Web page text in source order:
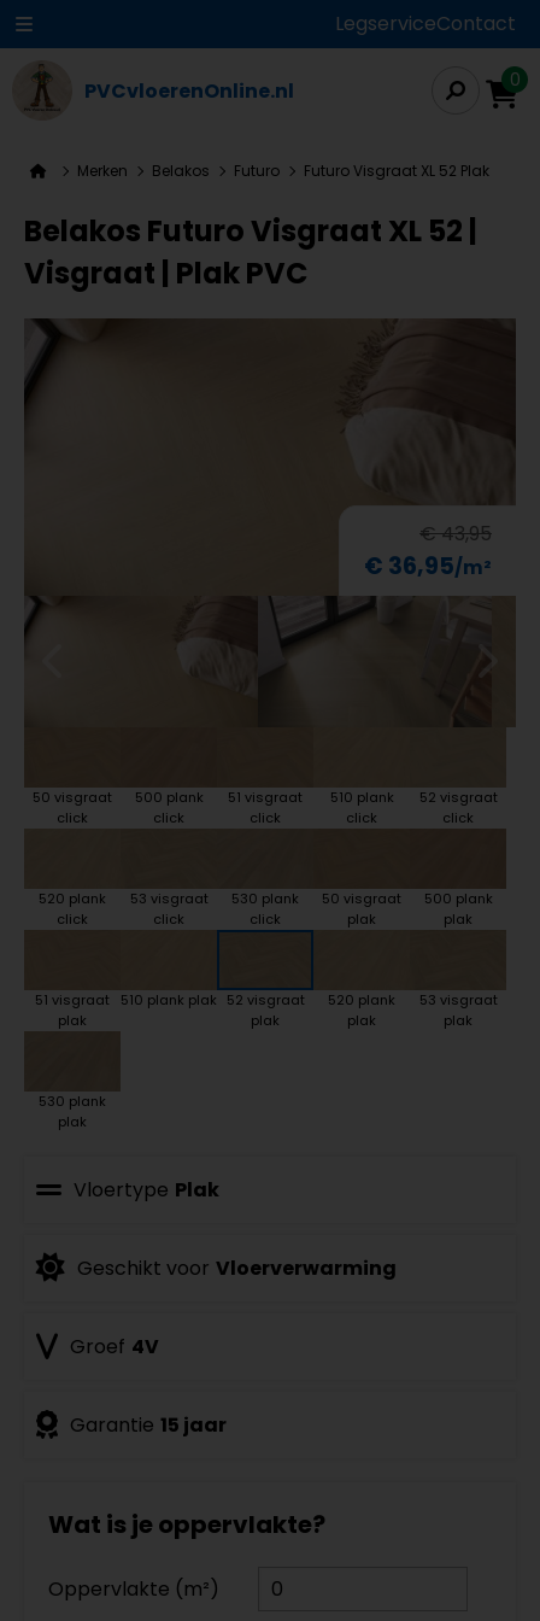
LegserviceContact
PVCvloerenOnline.nl 0
Merken Belakos Futuro Futuro Visgraat XL 52 Plak
Belakos Futuro Visgraat XL 52 |
Visgraat | Plak PVC
€ 43,95
€ 36,95
50 visgraat
click
500 plank
click
51 visgraat
click
510 plank
click
52 visgraat
click
520 plank
click
53 visgraat
click
530 plank
click
50 visgraat
plak
500 plank
plak
51 visgraat
plak
510 plank plak
52 visgraat
plak
520 plank
plak
53 visgraat
plak
530 plank
plak
Vloertype Plak
Geschikt voor Vloerverwarming
Groef 4V
Garantie 15 jaar
Wat is je oppervlakte?
Oppervlakte (m²)